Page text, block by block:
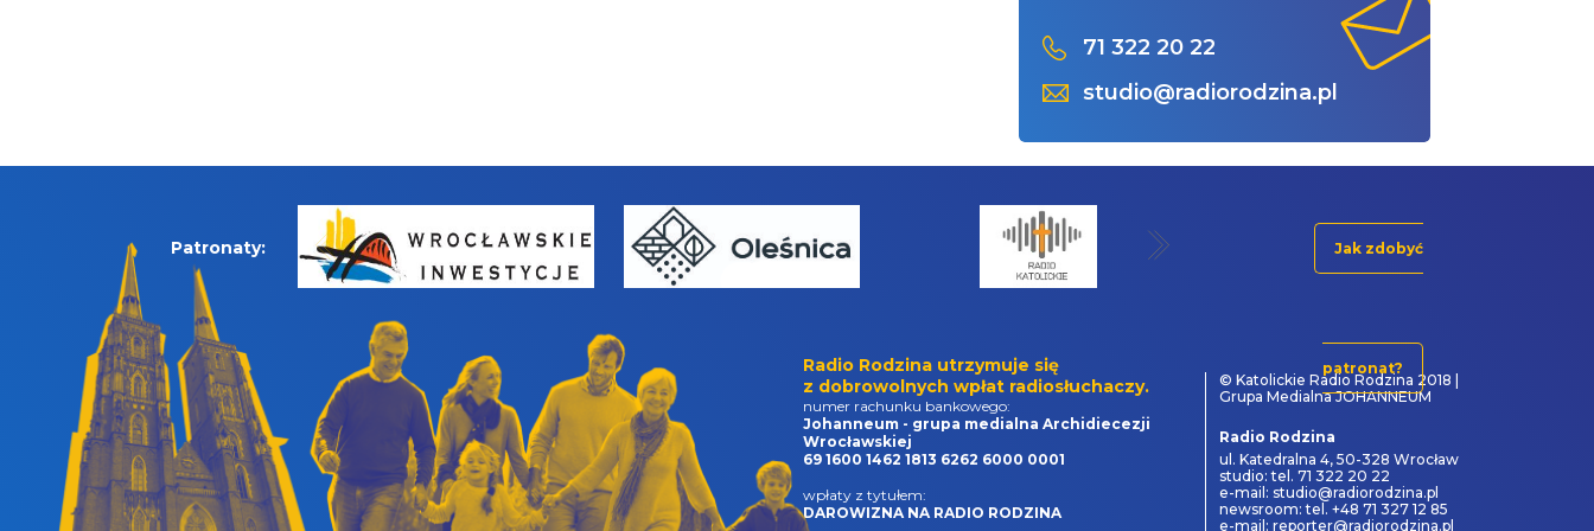
71 322 20 22
studio@radiorodzina.pl
Patronaty: Jak zdobyć
patronat?
Radio Rodzina utrzymuje się
z dobrowolnych wpłat radiosłuchaczy.
numer rachunku bankowego:
Johanneum - grupa medialna Archidiecezji
Wrocławskiej
69 1600 1462 1813 6262 6000 0001
wpłaty z tytułem:
DAROWIZNA NA RADIO RODZINA
© Katolickie Radio Rodzina 2018 |
Grupa Medialna JOHANNEUM
Radio Rodzina
ul. Katedralna 4, 50-328 Wrocław
studio: tel. 71 322 20 22
e-mail: studio@radiorodzina.pl
newsroom: tel. +48 71 327 12 85
e-mail: reporter@radiorodzina.pl